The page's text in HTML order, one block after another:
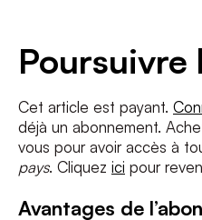
Poursuivre
Cet article est payant.
déjà un abonnement.
vous pour avoir accès à
pays. Cliquez ici pour
Avantages de
J'accepte les termes et conditions